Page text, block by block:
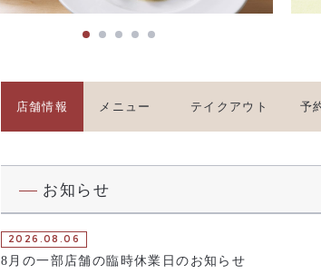
店舗情報 メニュー テイクアウト 予
お知らせ
2026.08.06
8月の一部店舗の臨時休業日のお知らせ